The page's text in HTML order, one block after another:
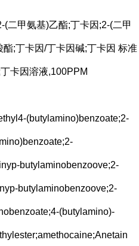
(二甲氨基)乙酯;丁卡因;2-(二甲
;丁卡因/丁卡因碱;丁卡因 标准
卡因溶液,100PPM
(butylamino)benzoate;2-
butylaminobenzoove;2-
butylaminobenzoove;2-
(butylamino)-